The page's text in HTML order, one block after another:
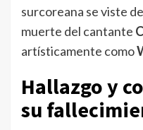
surcoreana se viste
muerte del cantante
artísticamente como
Hallazgo y
su